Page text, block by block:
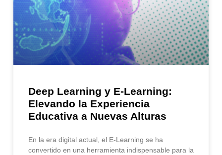
Deep Learning y E-Learning:
Elevando la Experiencia
Educativa a Nuevas Alturas
En la era digital actual, el E-Learning se ha
convertido en una herramienta indispensable para la